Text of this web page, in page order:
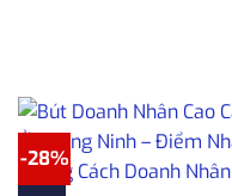
-28%